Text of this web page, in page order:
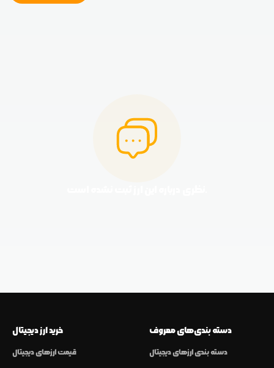
خرید ارز دیجیتال
قیمت ارزهای دیجیتال
دسته بندی‌های معروف
دسته بندی ارزهای دیجیتال